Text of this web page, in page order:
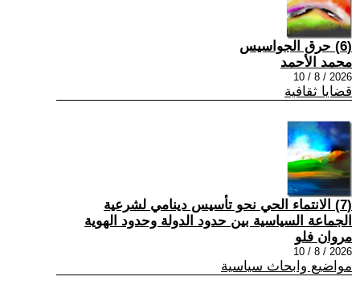
(6) حرق الجواسيس
محمد الأحمد
2026 / 8 / 10
قضايا ثقافية
(7) الانتماء الحي نحو تأسيس دينامي لشرعية
الجماعة السياسية بين حدود الدولة وحدود الهوية
مروان فلو
2026 / 8 / 10
مواضيع وابحاث سياسية